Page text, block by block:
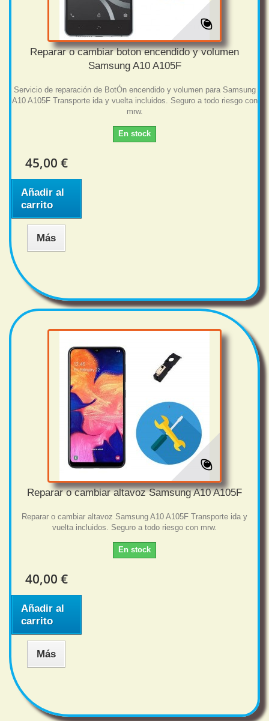
Reparar o cambiar boton encendido y volumen
Samsung A10 A105F
Servicio de reparación de BotÓn encendido y volumen para Samsung
A10 A105F Transporte ida y vuelta incluidos. Seguro a todo riesgo con
mrw.
En stock
45,00 €
Añadir al
carrito
Más
Reparar o cambiar altavoz Samsung A10 A105F
Reparar o cambiar altavoz Samsung A10 A105F Transporte ida y
vuelta incluidos. Seguro a todo riesgo con mrw.
En stock
40,00 €
Añadir al
carrito
Más